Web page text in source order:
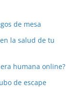
de mesa
la salud de tu
humana online?
de escape